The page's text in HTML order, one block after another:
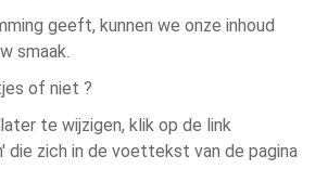
geeft, kunnen we onze inhoud
smaak.
of niet ?
te wijzigen, klik op de link
die zich in de voettekst van de pagina
één
verkoopsvoorwaarden
Wettelijke bepalingen
Persoonsgegevens